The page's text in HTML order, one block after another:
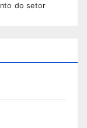
do setor